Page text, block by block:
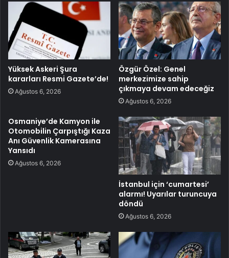
Yüksek Askeri Şura
kararları Resmi Gazete’de!
Ağustos 6, 2026
Özgür Özel: Genel
merkezimize sahip
çıkmaya devam edeceğiz
Ağustos 6, 2026
Osmaniye’de Kamyon ile
Otomobilin Çarpıştığı Kaza
Anı Güvenlik Kamerasına
Yansıdı
Ağustos 6, 2026
İstanbul için ‘cumartesi’
alarmı! Uyarılar turuncuya
döndü
Ağustos 6, 2026